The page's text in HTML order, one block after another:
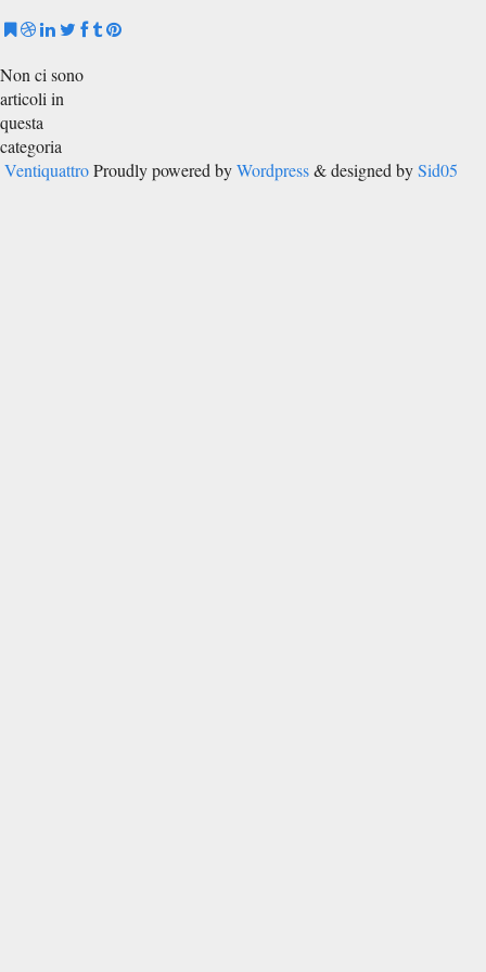
Non ci sono
articoli in
questa
categoria
Ventiquattro Proudly powered byWordpress& designed bySid05